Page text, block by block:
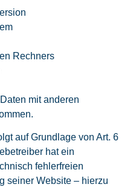
Rechners
mit anderen
auf Grundlage von Art. 6
hat ein
fehlerfreien
seiner Website – hierzu